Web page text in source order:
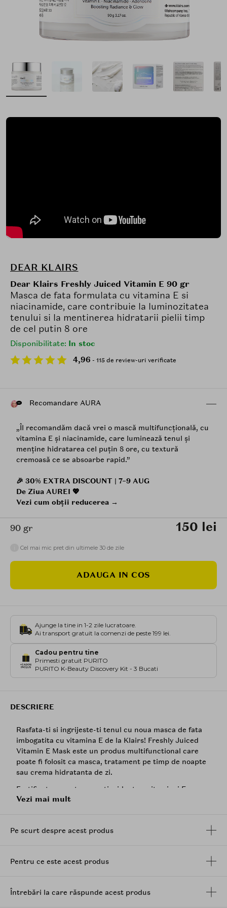
DEAR KLAIRS
Dear Klairs Freshly Juiced Vitamin E 90 gr
Masca de fata formulata cu vitamina E si
niacinamide, care contribuie la luminozitatea
tenului si la mentinerea hidratarii pielii timp
de cel putin 8 ore
Disponibilitate: In stoc
4,96 - 115 de review-uri verificate
Recomandare AURA
„Îl recomandăm dacă vrei o mască multifuncțională, cu
vitamina E și niacinamide, care luminează tenul și
menține hidratarea cel puțin 8 ore, cu textură
cremoasă ce se absoarbe rapid.”
🎉 30% EXTRA DISCOUNT | 7–9 AUG
De Ziua AUREI 💖
Vezi cum obții reducerea →
90 gr 150 lei
Cel mai mic pret din ultimele 30 de zile
ADAUGA IN COS
Ajunge la tine in 1-2 zile lucratoare.
Ai transport gratuit la comenzi de peste 199 lei.
Cadou pentru tine
Primesti gratuit PURITO
PURITO K-Beauty Discovery Kit - 3 Bucati
DESCRIERE
Rasfata-ti si ingrijeste-ti tenul cu noua masca de fata
imbogatita cu vitamina E de la Klairs! Freshly Juiced
Vitamin E Mask este un produs multifunctional care
poate fi folosit ca masca, tratament pe timp de noapte
sau crema hidratanta de zi.
Fortificata cu puterea antioxidanta a vitaminei E
aceasta masca are proprietatea de a lumina, de a
reduce efectele nocive ale razelor UV sau noaptea
Cu textura sa cremoasa, ca de budinca, crema se
de cel putin 8 ore. Daca aplici seara acest produs,
Vezi mai mult
Pe scurt despre acest produs
Pentru ce este acest produs
Întrebări la care răspunde acest produs